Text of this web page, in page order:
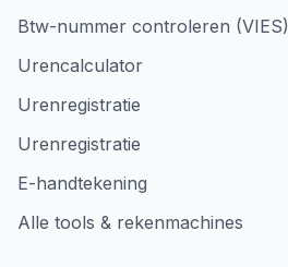
Btw-nummer controleren (VIES)
Urencalculator
Urenregistratie
Urenregistratie
E-handtekening
Alle tools & rekenmachines